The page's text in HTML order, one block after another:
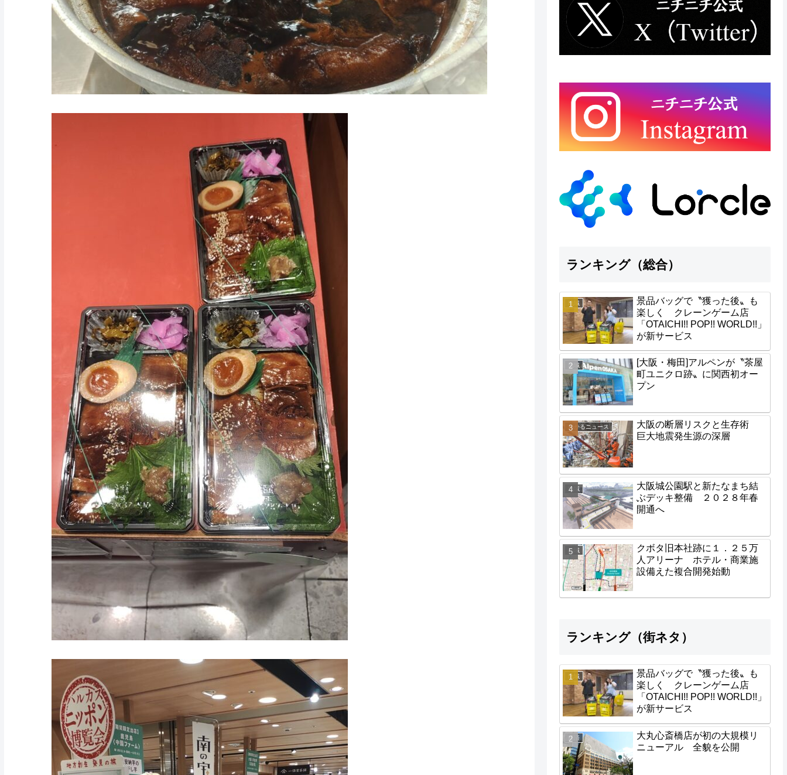
ランキング（総合）
地域
景品バッグで〝獲った後〟も
楽しく クレーンゲーム店
「OTAICHI!! POP!! WORLD!!」
が新サービス
地域
[大阪・梅田]アルペンが〝茶屋
町ユニクロ跡〟に関西初オー
プン
わかるニュース
大阪の断層リスクと生存術
巨大地震発生源の深層
地域
大阪城公園駅と新たなまち結
ぶデッキ整備 ２０２８年春
開通へ
地域
クボタ旧本社跡に１．２５万
人アリーナ ホテル・商業施
設備えた複合開発始動
ランキング（街ネタ）
地域
景品バッグで〝獲った後〟も
楽しく クレーンゲーム店
「OTAICHI!! POP!! WORLD!!」
が新サービス
経済
大丸心斎橋店が初の大規模リ
ニューアル 全貌を公開